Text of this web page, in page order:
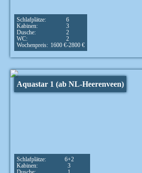
Schlafplätze:
6
Kabinen:
3
Dusche:
2
WC:
2
Wochenpreis: 1600 €-2800 €
Aquastar 1 (ab NL-Heerenveen)
Schlafplätze:
6+2
Kabinen:
3